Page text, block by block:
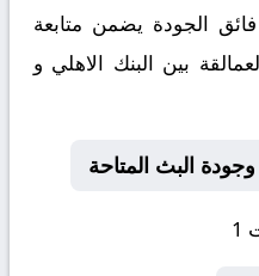
الجودة يضمن متابعة
بين البنك الاهلي و
البث المتاحة